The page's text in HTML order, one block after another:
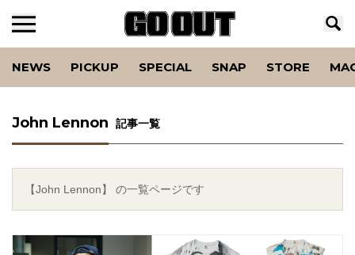
NEWS PICKUP SPECIAL SNAP STORE
John Lennon 記事一覧
【John Lennon】 の一覧ページです